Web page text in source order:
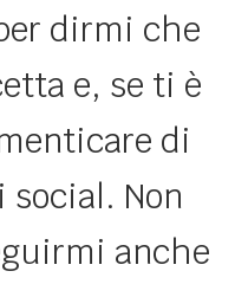
dirmi che
e, se ti è
di
Non
anche